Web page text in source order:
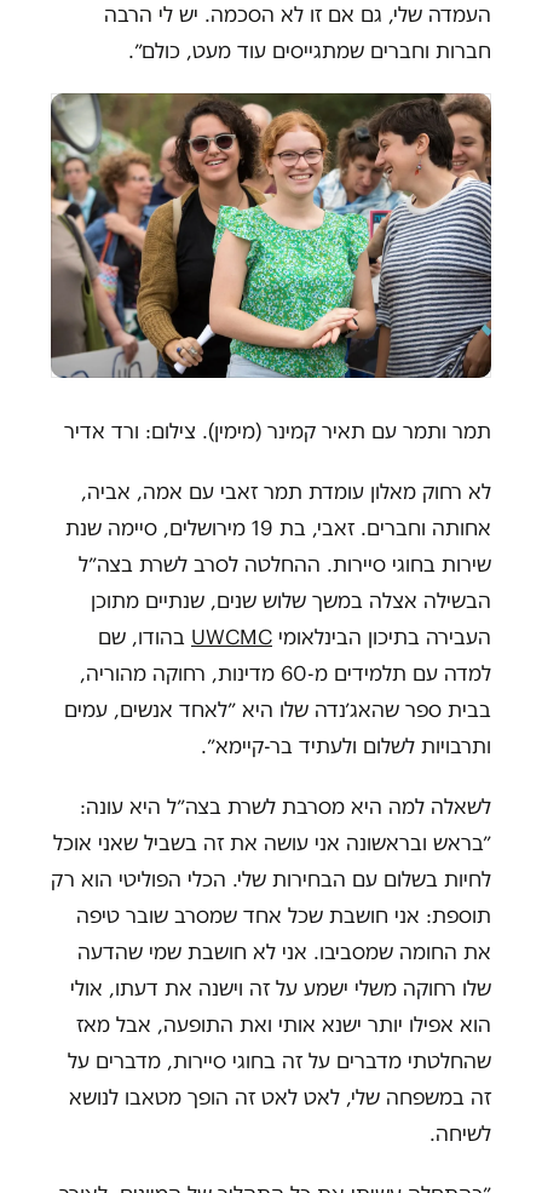
העמדה שלי, גם אם זו לא הסכמה. יש לי הרבה
חברות וחברים שמתגייסים עוד מעט, כולם״.
תמר ותמר עם תאיר קמינר (מימין). צילום: ורד אדיר
לא רחוק מאלון עומדת תמר זאבי עם אמה, אביה,
אחותה וחברים. זאבי, בת 19 מירושלים, סיימה שנת
שירות בחוגי סיירות. ההחלטה לסרב לשרת בצה״ל
הבשילה אצלה במשך שלוש שנים, שנתיים מתוכן
העבירה בתיכון הבינלאומי UWCMC בהודו, שם
למדה עם תלמידים מ-60 מדינות, רחוקה מהוריה,
בבית ספר שהאג׳נדה שלו היא ״לאחד אנשים, עמים
ותרבויות לשלום ולעתיד בר-קיימא״.
לשאלה למה היא מסרבת לשרת בצה״ל היא עונה:
״בראש ובראשונה אני עושה את זה בשביל שאני אוכל
לחיות בשלום עם הבחירות שלי. הכלי הפוליטי הוא רק
תוספת: אני חושבת שכל אחד שמסרב שובר טיפה
את החומה שמסביבו. אני לא חושבת שמי שהדעה
שלו רחוקה משלי ישמע על זה וישנה את דעתו, אולי
הוא אפילו יותר ישנא אותי ואת התופעה, אבל מאז
שהחלטתי מדברים על זה בחוגי סיירות, מדברים על
זה במשפחה שלי, לאט לאט זה הופך מטאבו לנושא
לשיחה.